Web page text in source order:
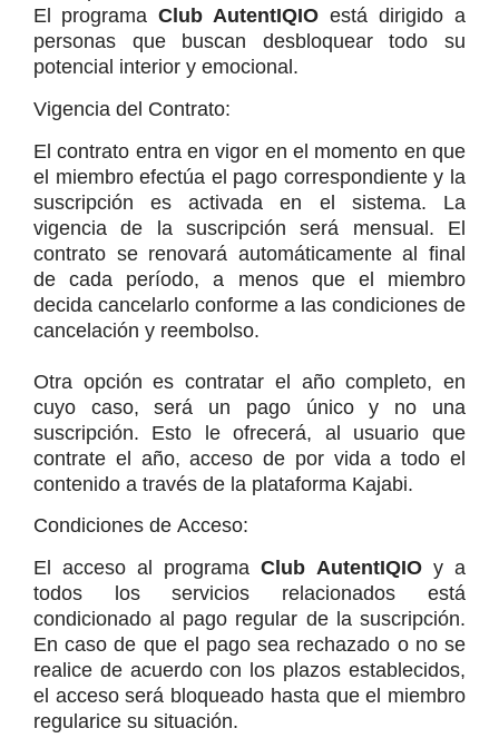
El programa Club AutentIQIO está dirigido a
personas que buscan desbloquear todo su
potencial interior y emocional.
Vigencia del Contrato:
El contrato entra en vigor en el momento en que
el miembro efectúa el pago correspondiente y la
suscripción es activada en el sistema. La
vigencia de la suscripción será mensual. El
contrato se renovará automáticamente al final
de cada período, a menos que el miembro
decida cancelarlo conforme a las condiciones de
cancelación y reembolso.
Otra opción es contratar el año completo, en
cuyo caso, será un pago único y no una
suscripción. Esto le ofrecerá, al usuario que
contrate el año, acceso de por vida a todo el
contenido a través de la plataforma Kajabi.
Condiciones de Acceso:
El acceso al programa Club AutentIQIO y a
todos los servicios relacionados está
condicionado al pago regular de la suscripción.
En caso de que el pago sea rechazado o no se
realice de acuerdo con los plazos establecidos,
el acceso será bloqueado hasta que el miembro
regularice su situación.